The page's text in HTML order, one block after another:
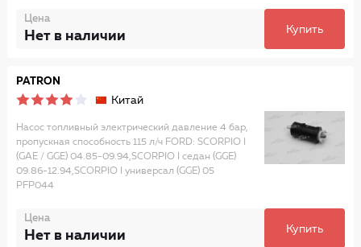
Цена
Нет в наличии Купить
PATRON
Китай
Насос топливный электрический давление 4 бар,
пропускная способность 115 л/ч FORD: SCORPIO I
(GAE / GGE) 04.85-09.94,SCORPIO I седан (GGE)
09.86-12.94,SCORPIO I универсал (GGE) 05
PFP044
Цена
Нет в наличии Купить